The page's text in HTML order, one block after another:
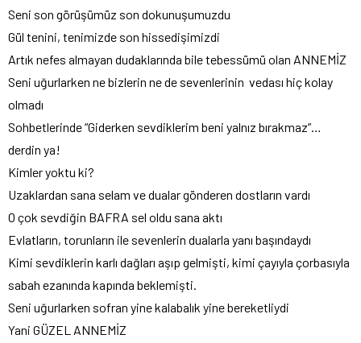
Seni son görüşümüz son dokunuşumuzdu
Gül tenini, tenimizde son hissedişimizdi
Artık nefes almayan dudaklarında bile tebessümü olan ANNEMİZ
Seni uğurlarken ne bizlerin ne de sevenlerinin vedası hiç kolay
olmadı
Sohbetlerinde “Giderken sevdiklerim beni yalnız bırakmaz”…
derdin ya!
Kimler yoktu ki?
Uzaklardan sana selam ve dualar gönderen dostların vardı
O çok sevdiğin BAFRA sel oldu sana aktı
Evlatların, torunların ile sevenlerin dualarla yanı başındaydı
Kimi sevdiklerin karlı dağları aşıp gelmişti, kimi çayıyla çorbasıyla
sabah ezanında kapında beklemişti.
Seni uğurlarken sofran yine kalabalık yine bereketliydi
Yani GÜZEL ANNEMİZ